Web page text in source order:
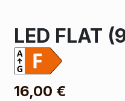
LED FLAT
16,00 €